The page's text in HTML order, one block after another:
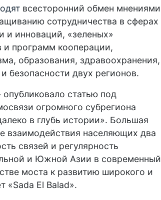
всесторонний обмен мнениями
сотрудничества в сферах
и инноваций, «зеленых»
и программ кооперации,
образования, здравоохранения,
безопасности двух регионов.
опубликовало статью под
огромного субрегиона
в глубь истории». Большая
взаимодействия населяющих два
связей и регулярность
и Южной Азии в современный
моста к развитию широкого и
«Sada El Balad».